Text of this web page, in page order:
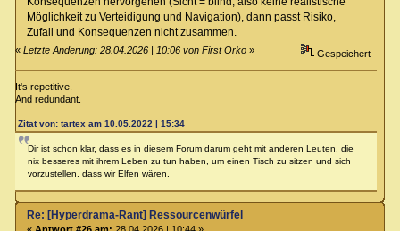
Möglichkeit zu Verteidigung und Navigation), dann passt Risiko,
Zufall und Konsequenzen nicht zusammen.
«Letzte Änderung: 28.04.2026 | 10:06 von First Orko » Gespeichert
It's repetitive.
And redundant.
Zitat von: tartex am 10.05.2022 | 15:34
Dir ist schon klar, dass es in diesem Forum darum geht mit anderen Leuten, die
nix besseres mit ihrem Leben zu tun haben, um einen Tisch zu sitzen und sich
vorzustellen, dass wir Elfen wären.
Re: [Hyperdrama-Rant] Ressourcenwürfel